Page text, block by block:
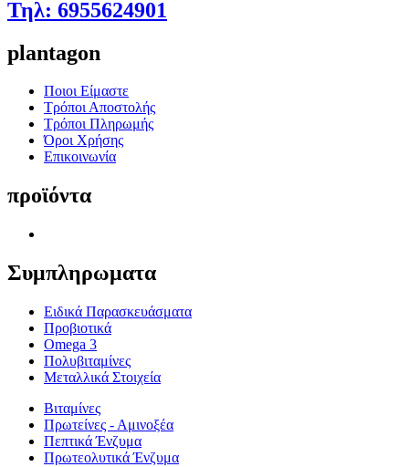
Τηλ: 6955624901
plantagon
Ποιοι Είμαστε
Τρόποι Αποστολής
Τρόποι Πληρωμής
Όροι Χρήσης
Επικοινωνία
προϊόντα
Συμπληρωματα
Ειδικά Παρασκευάσματα
Προβιοτικά
Omega 3
Πολυβιταμίνες
Μεταλλικά Στοιχεία
Βιταμίνες
Πρωτείνες - Αμινοξέα
Πεπτικά Ένζυμα
Πρωτεολυτικά Ένζυμα